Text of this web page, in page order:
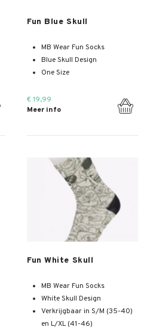
Fun Blue Skull
MB Wear Fun Socks
Blue Skull Design
One Size
€ 19,99
Meer info
Fun White Skull
MB Wear Fun Socks
White Skull Design
Verkrijgbaar in S/M (35-40)
en L/XL (41-46)